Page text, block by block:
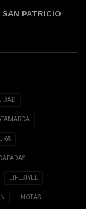
PATRICIO
LIFESTYLE
NOTAS